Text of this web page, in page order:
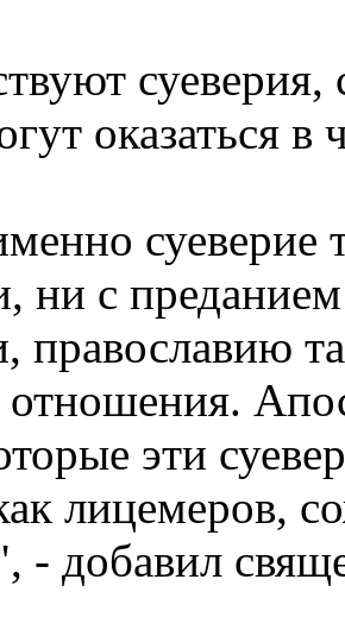
суеверия,
оказаться
суеверие
ни с
православию
отношения.
эти
лицемеров,
- добавил